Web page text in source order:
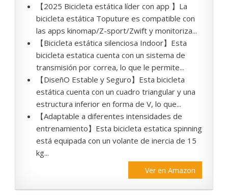
【2025 Bicicleta estática líder con app 】La
bicicleta estática Toputure es compatible con
las apps kinomap/Z-sport/Zwift y monitoriza...
【Bicicleta estática silenciosa Indoor】Esta
bicicleta estatica cuenta con un sistema de
transmisión por correa, lo que le permite...
【DiseñO Estable y Seguro】Esta bicicleta
estática cuenta con un cuadro triangular y una
estructura inferior en forma de V, lo que...
【Adaptable a diferentes intensidades de
entrenamiento】Esta bicicleta estatica spinning
está equipada con un volante de inercia de 15
kg...
Ver en Amazon